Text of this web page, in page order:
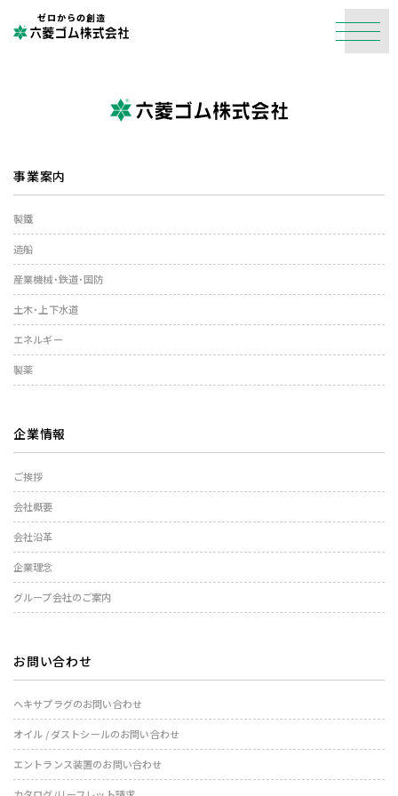
ゼロからの創造
事業案内
製鐵
造船
産業機械・鉄道・国防
土木・上下水道
エネルギー
製薬
企業情報
ご挨拶
会社概要
会社沿革
企業理念
グループ会社のご案内
お問い合わせ
ヘキサプラグのお問い合わせ
オイル / ダストシールのお問い合わせ
エントランス装置のお問い合わせ